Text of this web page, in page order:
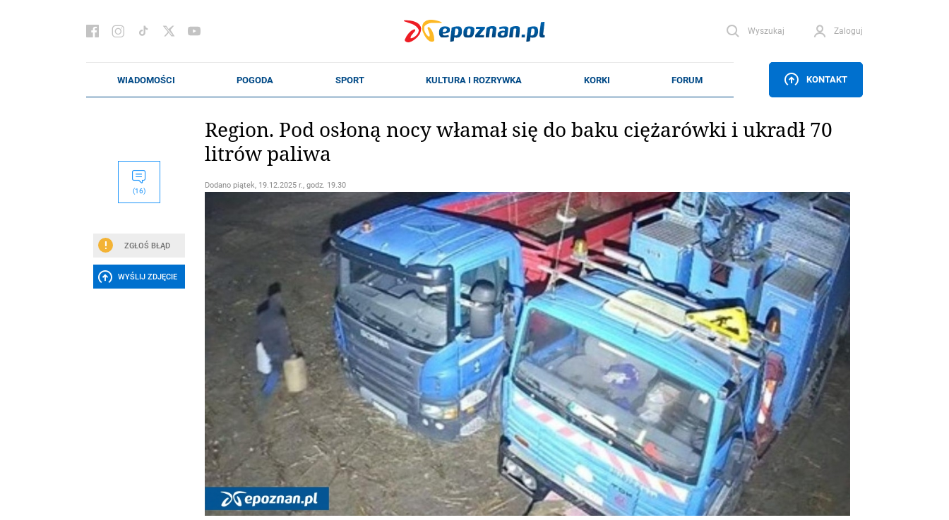
Wyszukaj Zaloguj
KONTAKT
(16)
ZGŁOŚ BŁĄD
WYŚLIJ ZDJĘCIE
Region. Pod osłoną nocy włamał się do baku ciężarówki i ukradł 70
litrów paliwa
Dodano piątek, 19.12.2025 r., godz. 19.30